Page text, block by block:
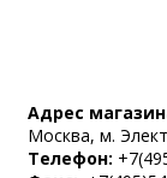
Адрес
Москва, м.
Телефон: